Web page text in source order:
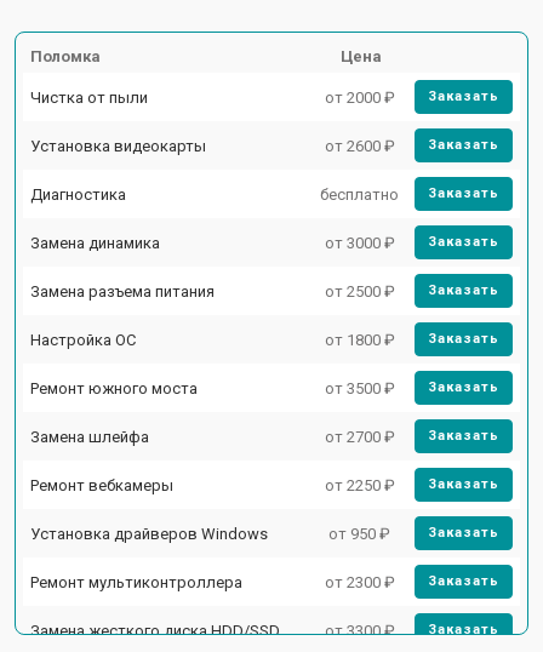
Поломка Цена
Чистка от пыли от 2000 ₽ Заказать
Установка видеокарты от 2600 ₽ Заказать
Диагностика бесплатно Заказать
Замена динамика от 3000 ₽ Заказать
Замена разъема питания от 2500 ₽ Заказать
Настройка ОС от 1800 ₽ Заказать
Ремонт южного моста от 3500 ₽ Заказать
Замена шлейфа от 2700 ₽ Заказать
Ремонт вебкамеры от 2250 ₽ Заказать
Установка драйверов Windows от 950 ₽ Заказать
Ремонт мультиконтроллера от 2300 ₽ Заказать
Замена жесткого диска HDD/SSD от 3300 ₽ Заказать